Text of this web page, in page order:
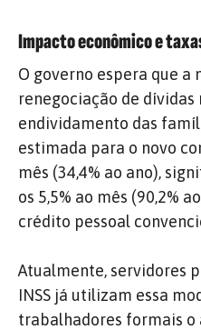
Impacto econômico e
O governo espera que a
renegociação de dívidas
endividamento das
estimada para o novo
mês (34,4% ao ano),
os 5,5% ao mês (90,2%
crédito pessoal
Atualmente, servidores
INSS já utilizam essa
trabalhadores formais o